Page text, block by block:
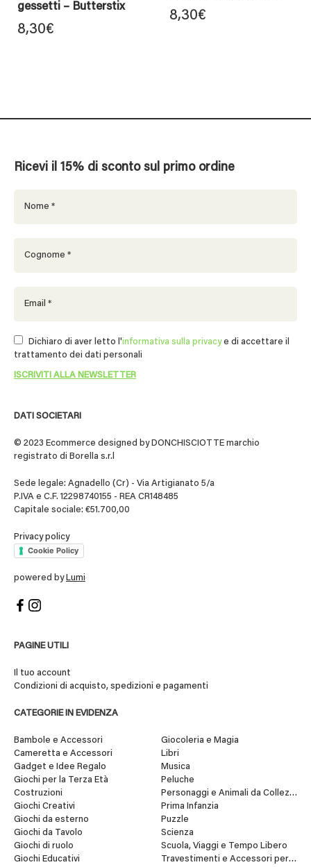
gessetti – Butterstix
8,30€
8,30€
DATI SOCIETARI
© 2023 Ecommerce designed by DONCHISCIOTTE marchio
registrato di Borella s.r.l
Sede legale: Agnadello (Cr) - Via Artigianato 5/a
P.IVA e C.F. 12298740155 - REA CR148485
Capitale sociale: €51.700,00
Privacy policy
Cookie Policy
powered by Lumi
PAGINE UTILI
Il tuo account
Condizioni di acquisto, spedizioni e pagamenti
CATEGORIE IN EVIDENZA
Bambole e Accessori
Cameretta e Accessori
Gadget e Idee Regalo
Giochi per la Terza Età
Costruzioni
Giochi Creativi
Giochi da esterno
Giochi da Tavolo
Giochi di ruolo
Giochi Educativi
Giocoleria e Magia
Libri
Musica
Peluche
Personaggi e Animali da Collezione
Prima Infanzia
Puzzle
Scienza
Scuola, Viaggi e Tempo Libero
Travestimenti e Accessori per
Ricevi il 15% di sconto sul primo ordine
Dichiaro di aver letto l'informativa sulla privacye di accettare il
trattamento dei dati personali